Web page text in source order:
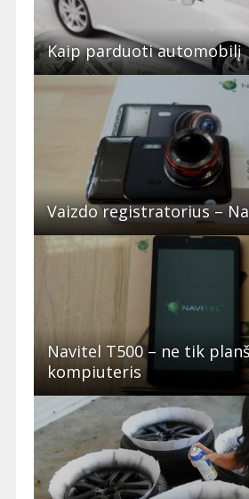
Kaip parduoti automobilį
Vaizdo registratorius –
Navitel T500 – ne tik
kompiuteris